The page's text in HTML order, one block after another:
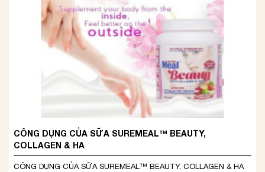
CÔNG DỤNG CỦA SỮA SUREMEAL™ BEAUTY,
COLLAGEN & HA
CÔNG DỤNG CỦA SỮA SUREMEAL™ BEAUTY, COLLAGEN & HA